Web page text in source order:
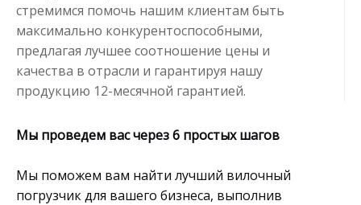
стремимся помочь нашим клиентам быть
максимально конкурентоспособными,
предлагая лучшее соотношение цены и
качества в отрасли и гарантируя нашу
продукцию 12-месячной гарантией.
Мы проведем вас через 6 простых шагов
Мы поможем вам найти лучший вилочный
погрузчик для вашего бизнеса, выполнив